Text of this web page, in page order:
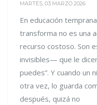
MARTES, 03 MARZO 2026
En educación
transforma no es una
recurso costoso. Son
invisibles— que le
puedes”. Y cuando un
otra vez, lo guarda
después, quizá no